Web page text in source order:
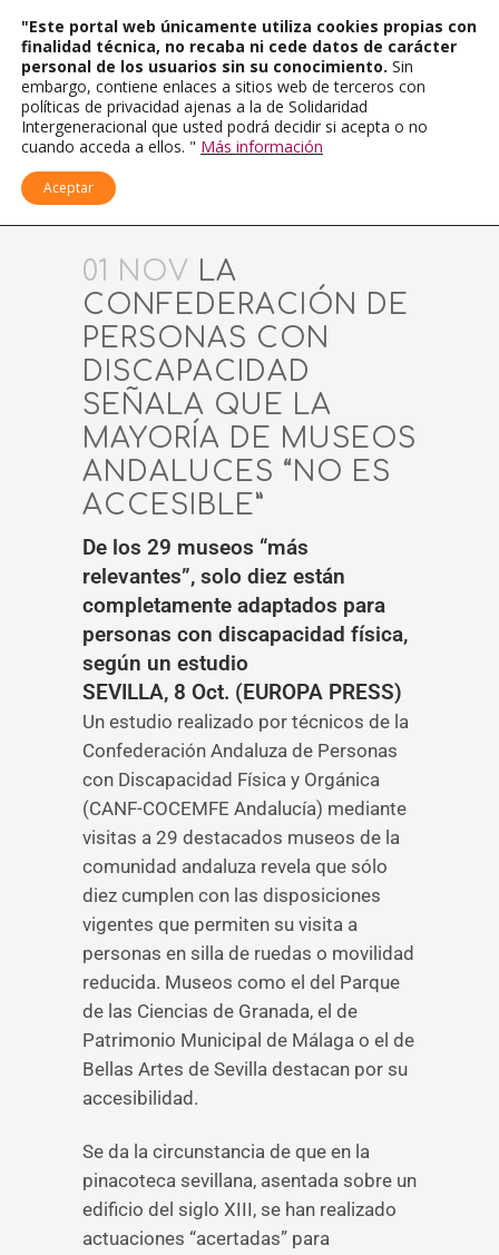
01 NOV LA
CONFEDERACIÓN DE
PERSONAS CON
DISCAPACIDAD
SEÑALA QUE LA
MAYORÍA DE MUSEOS
ANDALUCES “NO ES
ACCESIBLE”
De los 29 museos “más
relevantes”, solo diez están
completamente adaptados para
personas con discapacidad física,
según un estudio
SEVILLA, 8 Oct. (EUROPA PRESS)
Un estudio realizado por técnicos de la
Confederación Andaluza de Personas
con Discapacidad Física y Orgánica
(CANF-COCEMFE Andalucía) mediante
visitas a 29 destacados museos de la
comunidad andaluza revela que sólo
diez cumplen con las disposiciones
vigentes que permiten su visita a
personas en silla de ruedas o movilidad
reducida. Museos como el del Parque
de las Ciencias de Granada, el de
Patrimonio Municipal de Málaga o el de
Bellas Artes de Sevilla destacan por su
accesibilidad.
Se da la circunstancia de que en la
pinacoteca sevillana, asentada sobre un
edificio del siglo XIII, se han realizado
actuaciones “acertadas” para
"Este portal web únicamente utiliza cookies propias con
finalidad técnica, no recaba ni cede datos de carácter
personal de los usuarios sin su conocimiento. Sin
embargo, contiene enlaces a sitios web de terceros con
políticas de privacidad ajenas a la de Solidaridad
Intergeneracional que usted podrá decidir si acepta o no
cuando acceda a ellos. " Más información
Aceptar